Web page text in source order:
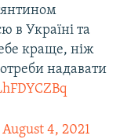
в Україні та
краще, ніж
надавати
August 4, 2021